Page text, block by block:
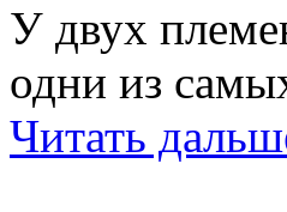
У двух
одни из
Читать